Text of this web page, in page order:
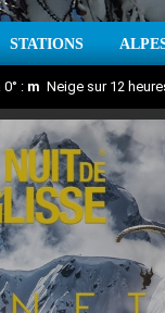
STATIONS
: T° Min : T°
: m Neige sur 12
en direct l'actualité